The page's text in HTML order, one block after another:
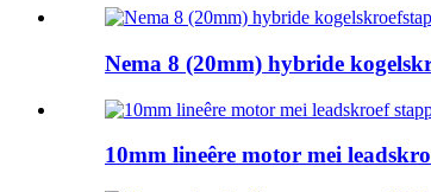
Nema 8 (20mm) hybride
10mm lineêre motor mei